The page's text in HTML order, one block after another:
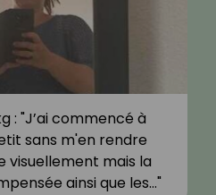
: "J’ai commencé à
sans m'en rendre
mais la
ainsi que les…"